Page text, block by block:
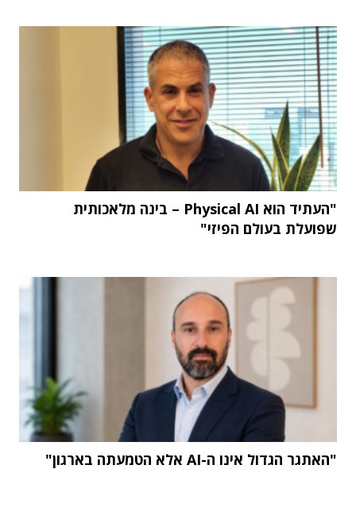
"העתיד הוא Physical AI – בינה מלאכותית
שפועלת בעולם הפיזי"
"האתגר הגדול אינו ה-AI אלא הטמעתה בארגון"